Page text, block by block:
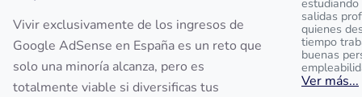
Vivir exclusivamente de los ingresos de
Google AdSense en España es un reto que
solo una minoría alcanza, pero es
totalmente viable si diversificas tus
salidas
quienes
tiempo
buenas
Ver más...